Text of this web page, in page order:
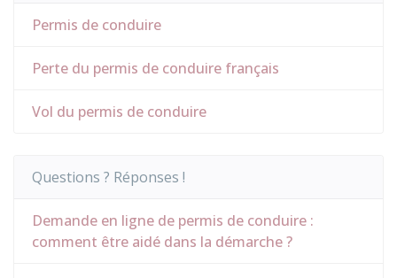
Permis de conduire
Perte du permis de conduire français
Vol du permis de conduire
Questions ? Réponses !
Demande en ligne de permis de conduire :
comment être aidé dans la démarche ?